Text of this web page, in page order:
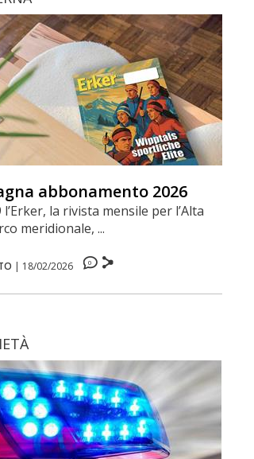
abbonamento 2026
l’Erker, la rivista mensile per l’Alta
meridionale, ...
| 18/02/2026 0